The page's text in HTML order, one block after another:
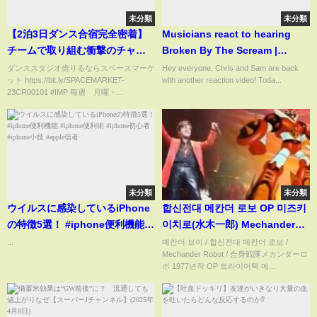
未分類
【2泊3日ダンス合宿完全密着】
チームで取り組む衝撃のチャレ
ンジ
ダンススタジオ借りるならスペースマーケ
ット https://bit.ly/SPACEMARKET-
23CR00101 #IMP 毎週 月曜・...
未分類
Musicians react to hearing
Broken By The Scream |
「Rising sun feat. サンシャイ
ン池崎」MV｜OFFICIAL
Hey everyone, Chris and Sam are back
with another reaction video! Toda...
未分類
ウイルスに感染しているiPhone
の特徴5選！ #iphone便利機能
未分類
합신전대 메칸더 로보 OP 미즈키
이치로(水木一郎) Mechander
Robot 合身戦隊メカンダーロボ
오프닝 LIVE 메칸더 V トライア
タック! メカンダーロボ
메칸더 브이 / 합신전대 메칸더 로보 /
Mechander Robot / 合身戦隊メカンダーロ
ボ 1977년작 OP 트라이어택 메...